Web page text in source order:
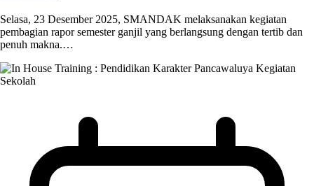
Selasa, 23 Desember 2025, SMANDAK melaksanakan kegiatan
pembagian rapor semester ganjil yang berlangsung dengan tertib dan
penuh makna.…
Kegiatan
Sekolah